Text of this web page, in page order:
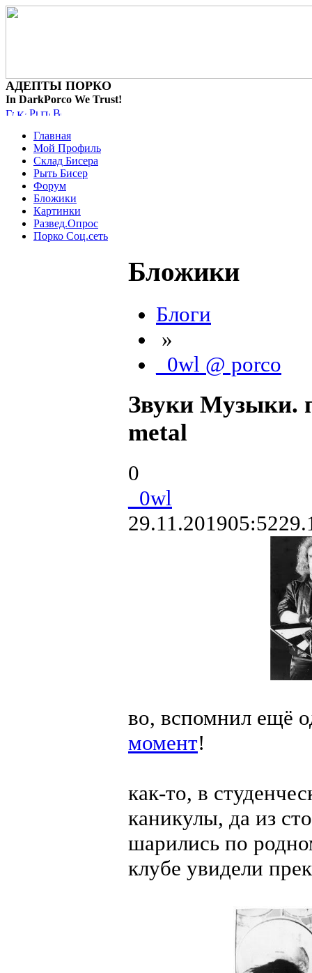
АДЕПТЫ ПОРКО
In DarkPorco We Trust!
Главная
Мой Профиль
Склад Бисера
Рыть Бисер
Форум
Бложики
Картинки
Развед.Опрос
Порко Соц.сеть
Бложики
Блоги
»
_0wl @ porco
Звуки Музыки.
metal
0
_0wl
29.11.201905:52
во, вспомнил ещё
момент!
как-то, в
каникулы, да из
шарились по
клубе увидели